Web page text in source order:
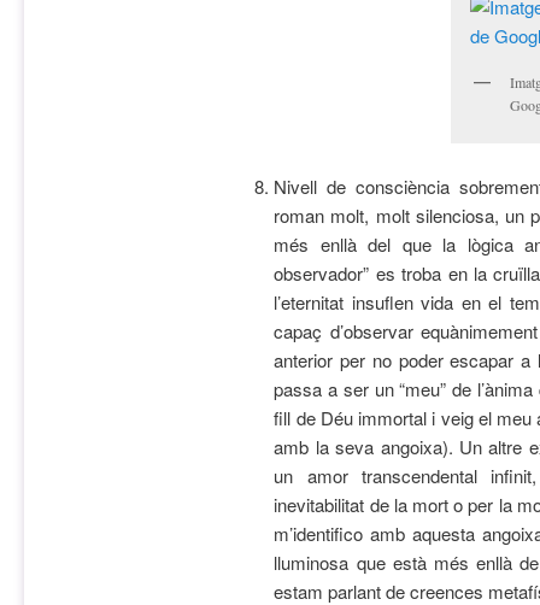
Nivell de consciència
roman molt, molt silenciosa, un
més enllà del que la lògica
observador” es troba en la
l’eternitat insuflen vida en el
capaç d’observar
anterior per no poder escapar a
passa a ser un “meu” de
fill de Déu immortal i veig el meu
amb la seva angoixa). Un altre
un amor transcendental
inevitabilitat de la mort o per la
m’identifico amb aquesta
lluminosa que està més enllà
estam parlant de creences